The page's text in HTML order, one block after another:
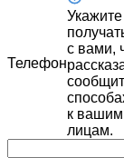
Телефон
с вами,
к
лицам.